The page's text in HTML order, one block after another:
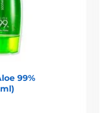
99%